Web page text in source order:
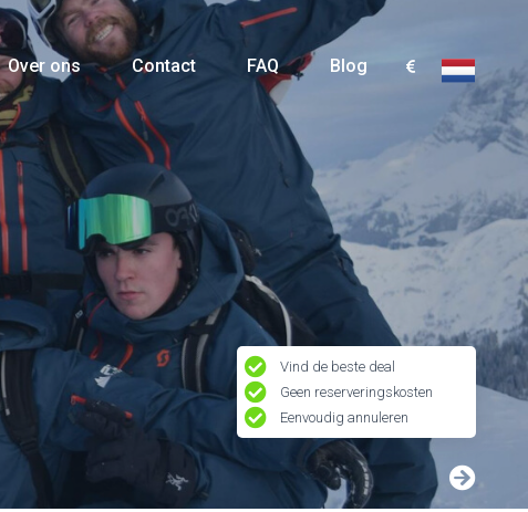
Over ons Contact FAQ Blog
Vind de beste deal
Geen reserveringskosten
Eenvoudig annuleren